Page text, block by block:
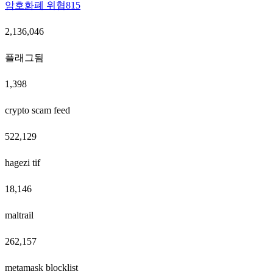
암호화폐 위협815
2,136,046
플래그됨
1,398
crypto scam feed
522,129
hagezi tif
18,146
maltrail
262,157
metamask blocklist